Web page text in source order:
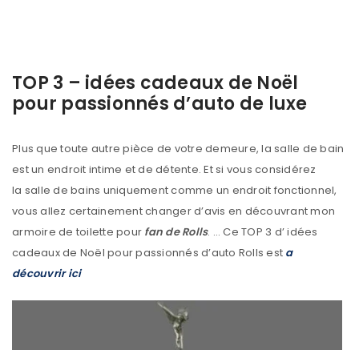
TOP 3 – idées cadeaux de Noël
pour passionnés d’auto de luxe
Plus que toute autre pièce de votre demeure, la salle de bain
est un endroit intime et de détente. Et si vous considérez
la salle de bains uniquement comme un endroit fonctionnel,
vous allez certainement changer d’avis en découvrant mon
armoire de toilette pour fan de Rolls. … Ce TOP 3 d’ idées
cadeaux de Noël pour passionnés d’auto Rolls est a
découvrir ici